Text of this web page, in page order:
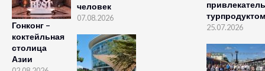
Гонконг –
коктейльная
столица
Азии
человек
07.08.2026
турпродуктом
25.07.2026